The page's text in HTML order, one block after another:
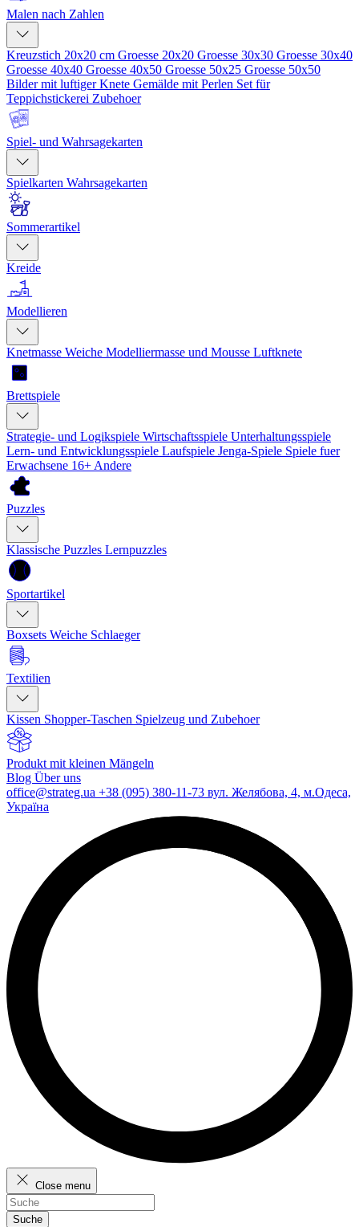
Malen nach Zahlen
Kreuzstich 20x20 cm Groesse 20x20 Groesse 30x30 Groesse 30x40
Groesse 40x40 Groesse 40x50 Groesse 50x25 Groesse 50x50
Bilder mit luftiger Knete Gemälde mit Perlen Set für
Teppichstickerei Zubehoer
Spiel- und Wahrsagekarten
Spielkarten Wahrsagekarten
Sommerartikel
Kreide
Modellieren
Knetmasse Weiche Modelliermasse und Mousse Luftknete
Brettspiele
Strategie- und Logikspiele Wirtschaftsspiele Unterhaltungsspiele
Lern- und Entwicklungsspiele Laufspiele Jenga-Spiele Spiele fuer
Erwachsene 16+ Andere
Puzzles
Klassische Puzzles Lernpuzzles
Sportartikel
Boxsets Weiche Schlaeger
Textilien
Kissen Shopper-Taschen Spielzeug und Zubehoer
Produkt mit kleinen Mängeln
Blog Über uns
office@strateg.ua +38 (095) 380-11-73 вул. Желябова, 4, м.Одеса,
Україна
Close menu
Suche